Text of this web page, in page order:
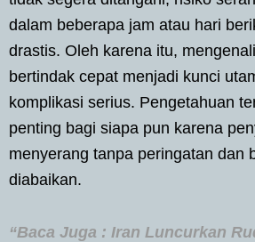
dalam beberapa jam atau hari
drastis. Oleh karena itu,
bertindak cepat menjadi kunci
komplikasi serius. Pengetahuan
penting bagi siapa pun karena
menyerang tanpa peringatan dan
diabaikan.
“Baca Juga : Iran Luncurkan